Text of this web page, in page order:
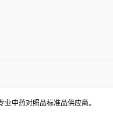
业中药对照品标准品供应商。